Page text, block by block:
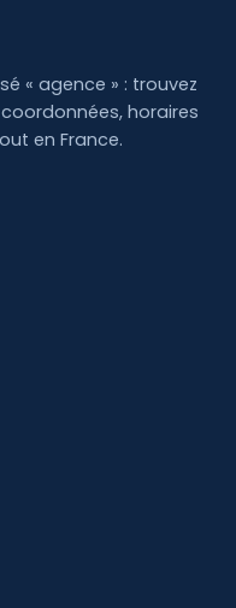
« agence » : trouvez
horaires
en France.